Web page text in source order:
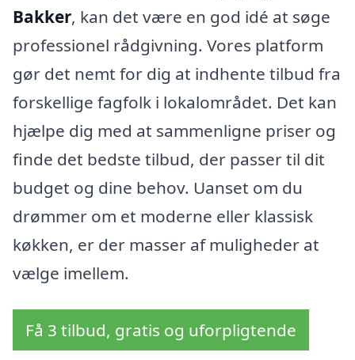
Bakker, kan det være en god idé at søge
professionel rådgivning. Vores platform
gør det nemt for dig at indhente tilbud fra
forskellige fagfolk i lokalområdet. Det kan
hjælpe dig med at sammenligne priser og
finde det bedste tilbud, der passer til dit
budget og dine behov. Uanset om du
drømmer om et moderne eller klassisk
køkken, er der masser af muligheder at
vælge imellem.
Få 3 tilbud, gratis og uforpligtende